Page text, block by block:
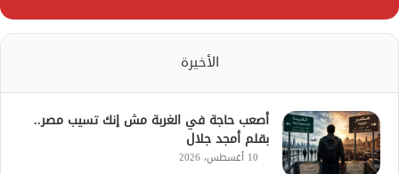
الأخيرة
أصعب حاجة في الغربة مش إنك تسيب مصر..
بقلم أمجد جلال
10 أغسطس، 2026